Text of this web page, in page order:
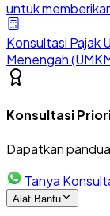
untuk
Konsultasi Pajak
Menengah
Konsultasi
Dapatkan
Tanya
Alat Bantu